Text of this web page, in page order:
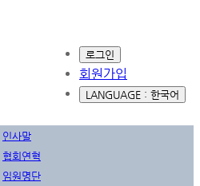
로그인
회원가입
LANGUAGE : 한국어
인사말
협회연혁
임원명단